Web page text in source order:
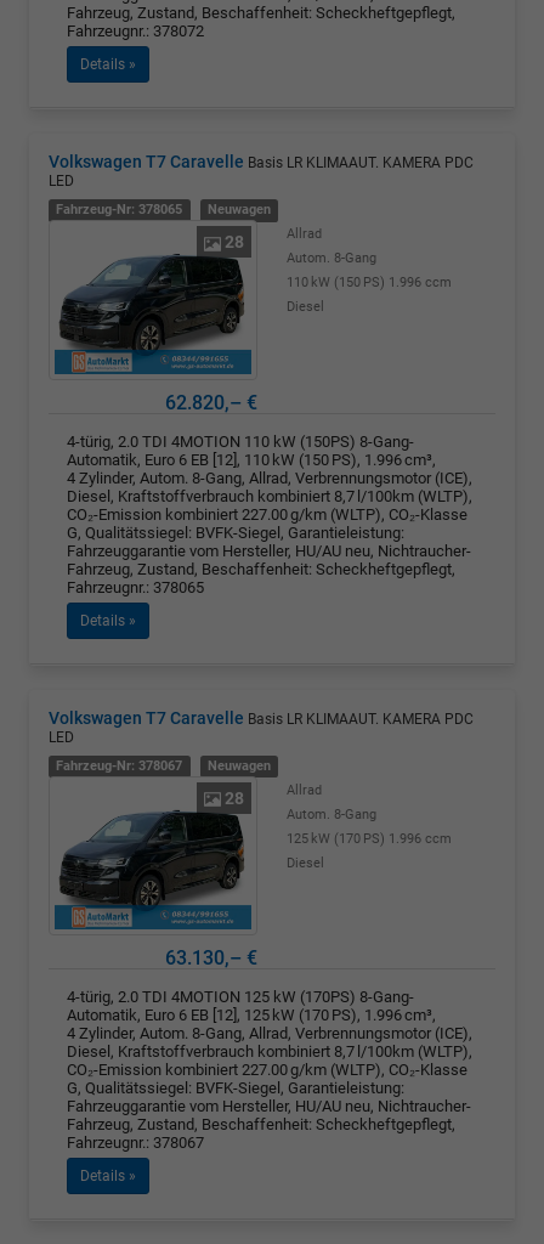
Fahrzeug, Zustand, Beschaffenheit: Scheckheftgepflegt,
Fahrzeugnr.: 378072
Details »
Volkswagen T7 Caravelle Basis LR KLIMAAUT. KAMERA PDC
LED
Fahrzeug-Nr: 378065 Neuwagen
28
Allrad
Autom. 8-Gang
110 kW (150 PS) 1.996 ccm
Diesel
62.820,– €
4-türig, 2.0 TDI 4MOTION 110 kW (150PS) 8-Gang-
Automatik, Euro 6 EB [12], 110 kW (150 PS), 1.996 cm³,
4 Zylinder, Autom. 8-Gang, Allrad, Verbrennungsmotor (ICE),
Diesel, Kraftstoffverbrauch kombiniert 8,7 l/100km (WLTP),
CO₂-Emission kombiniert 227.00 g/km (WLTP), CO₂-Klasse
G, Qualitätssiegel: BVFK-Siegel, Garantieleistung:
Fahrzeuggarantie vom Hersteller, HU/AU neu, Nichtraucher-
Fahrzeug, Zustand, Beschaffenheit: Scheckheftgepflegt,
Fahrzeugnr.: 378065
Details »
Volkswagen T7 Caravelle Basis LR KLIMAAUT. KAMERA PDC
LED
Fahrzeug-Nr: 378067 Neuwagen
28
Allrad
Autom. 8-Gang
125 kW (170 PS) 1.996 ccm
Diesel
63.130,– €
4-türig, 2.0 TDI 4MOTION 125 kW (170PS) 8-Gang-
Automatik, Euro 6 EB [12], 125 kW (170 PS), 1.996 cm³,
4 Zylinder, Autom. 8-Gang, Allrad, Verbrennungsmotor (ICE),
Diesel, Kraftstoffverbrauch kombiniert 8,7 l/100km (WLTP),
CO₂-Emission kombiniert 227.00 g/km (WLTP), CO₂-Klasse
G, Qualitätssiegel: BVFK-Siegel, Garantieleistung:
Fahrzeuggarantie vom Hersteller, HU/AU neu, Nichtraucher-
Fahrzeug, Zustand, Beschaffenheit: Scheckheftgepflegt,
Fahrzeugnr.: 378067
Details »